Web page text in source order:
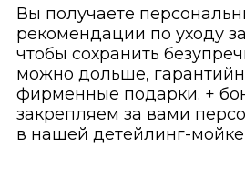
Вы получаете
рекомендации по уходу
чтобы сохранить
можно дольше,
фирменные подарки. +
закрепляем за вами
в нашей детейлинг-